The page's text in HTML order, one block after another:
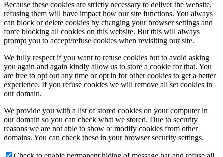
Because these cookies are strictly necessary to deliver the website,
refusing them will have impact how our site functions. You always
can block or delete cookies by changing your browser settings and
force blocking all cookies on this website. But this will always
prompt you to accept/refuse cookies when revisiting our site.
We fully respect if you want to refuse cookies but to avoid asking
you again and again kindly allow us to store a cookie for that. You
are free to opt out any time or opt in for other cookies to get a better
experience. If you refuse cookies we will remove all set cookies in
our domain.
We provide you with a list of stored cookies on your computer in
our domain so you can check what we stored. Due to security
reasons we are not able to show or modify cookies from other
domains. You can check these in your browser security settings.